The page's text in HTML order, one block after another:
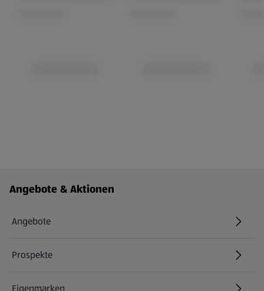
Fußzeilenmenü - weitere Links
Angebote & Aktionen
Angebote
Prospekte